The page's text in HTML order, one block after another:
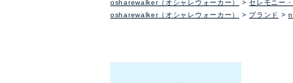
osharewalker（オシャレウォーカー） セレモニー
osharewalker（オシャレウォーカー）
ブランド